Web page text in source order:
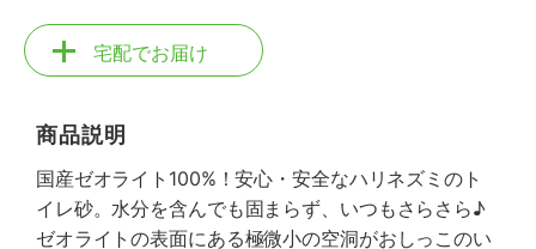
宅配でお届け
商品説明
国産ゼオライト100%！安心・安全なハリネズミのト
イレ砂。水分を含んでも固まらず、いつもさらさら♪
ゼオライトの表面にある極微小の空洞がおしっこのい